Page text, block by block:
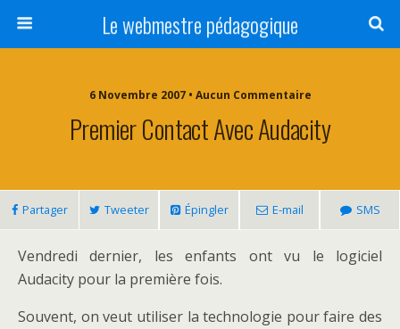
Le webmestre pédagogique
6 Novembre 2007 • Aucun Commentaire
Premier Contact Avec Audacity
Partager Tweeter Épingler E-mail SMS
Vendredi dernier, les enfants ont vu le logiciel
Audacity pour la première fois.
Souvent, on veut utiliser la technologie pour faire des